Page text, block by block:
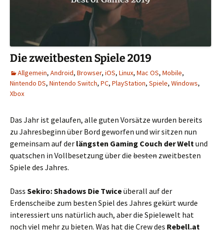
Die zweitbesten Spiele 2019
Allgemein, Android, Browser, iOS, Linux, Mac OS, Mobile,
Nintendo DS, Nintendo Switch, PC, PlayStation, Spiele, Windows,
Xbox
Das Jahr ist gelaufen, alle guten Vorsätze wurden bereits
zu Jahresbeginn über Bord geworfen und wir sitzen nun
gemeinsam auf der längsten Gaming Couch der Welt und
quatschen in Vollbesetzung über die besten zweitbesten
Spiele des Jahres.
Dass Sekiro: Shadows Die Twiceüberall auf der
Erdenscheibe zum besten Spiel des Jahres gekürt wurde
interessiert uns natürlich auch, aber die Spielewelt hat
noch viel mehr zu bieten. Was hat die Crew des Rebell.at